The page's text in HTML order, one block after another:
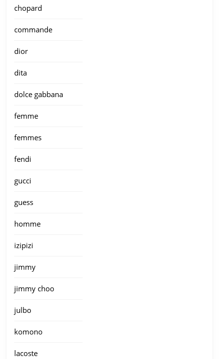
chopard
commande
dior
dita
dolce gabbana
femme
femmes
fendi
gucci
guess
homme
izipizi
jimmy
jimmy choo
julbo
komono
lacoste